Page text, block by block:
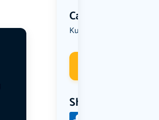
Categorie
Kunst & Cultuur
Share